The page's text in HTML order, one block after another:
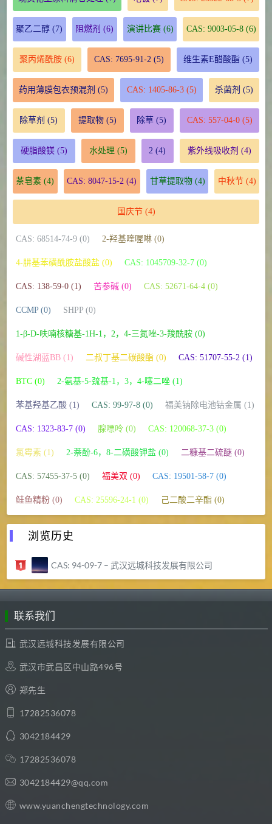
聚乙二醇 (7) 阻燃剂 (6) 演讲比赛(6) CAS: 9003-05-8(6)
聚丙烯酰胺(6) CAS: 7695-91-2 (5) 维生素E醋酸酯 (5)
药用薄膜包衣预混剂 (5) CAS: 1405-86-3(5) 杀菌剂 (5)
除草剂 (5) 提取物(5) 除草 (5) CAS: 557-04-0(5)
硬脂酸镁(5) 水处理 (5) 2 (4) 紫外线吸收剂 (4)
茶皂素 (4) CAS: 8047-15-2 (4) 甘草提取物(4) 中秋节(4)
国庆节(4)
CAS: 68514-74-9 (0) 2-羟基喹喔啉 (0)
4-肼基苯磺酰胺盐酸盐 (0) CAS: 1045709-32-7 (0)
CAS: 138-59-0 (1) 苦参碱 (0) CAS: 52671-64-4 (0)
CCMP (0) SHPP (0)
1-β-D-呋喃核糖基-1H-1，2，4-三氮唑-3-羧酰胺 (0)
碱性湖蓝BB (1) 二叔丁基二碳酸酯 (0) CAS: 51707-55-2 (1)
BTC (0) 2-氨基-5-巯基-1，3，4-噻二唑 (1)
苯基羟基乙酸 (1) CAS: 99-97-8 (0) 福美钠除电池钴金属 (1)
CAS: 1323-83-7 (0) 腺嘌呤 (0) CAS: 120068-37-3 (0)
氯霉素 (1) 2-萘酚-6，8-二磺酸钾盐 (0) 二糠基二硫醚 (0)
CAS: 57455-37-5 (0) 福美双 (0) CAS: 19501-58-7 (0)
鲑鱼精粉 (0) CAS: 25596-24-1 (0) 己二酸二辛酯 (0)
浏览历史
CAS: 94-09-7 – 武汉远城科技发展有限公司
联系我们
武汉远城科技发展有限公司
武汉市武昌区中山路496号
郑先生
17282536078
3042184429
17282536078
3042184429@qq.com
www.yuanchengtechnology.com